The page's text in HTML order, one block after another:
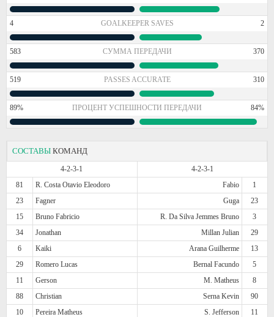
4 GOALKEEPER SAVES 2
583 СУММА ПЕРЕДАЧИ 370
519 PASSES ACCURATE 310
89% ПРОЦЕНТ УСПЕШНОСТИ ПЕРЕДАЧИ 84%
СОСТАВЫ КОМАНД
4-2-3-1
4-2-3-1
81
R. Costa Otavio Eleodoro Fabio
1
23
Fagner Guga
23
15
Bruno Fabricio R. Da Silva Jemmes Bruno
3
34
Jonathan Millan Julian
29
6
Kaiki Arana Guilherme
13
29
Romero Lucas Bernal Facundo
5
11
Gerson M. Matheus
8
88
Christian Serna Kevin
90
10
Pereira Matheus S. Jefferson
11